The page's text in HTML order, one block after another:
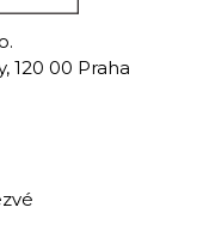
Ručně
120 00 Praha